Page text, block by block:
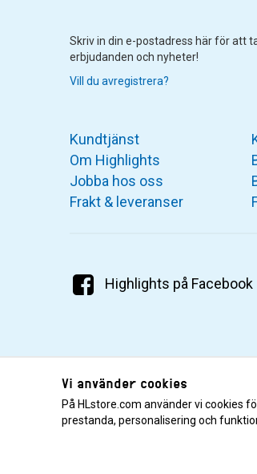
Skriv in din e-postadress här för att
erbjudanden och nyheter!
Vill du avregistrera?
Kundtjänst
Om Highlights
Jobba hos oss
Frakt & leveranser
Highlights på Facebook
© 2001–2026 Highlights/KR
Vi använder cookies
På HLstore.com använder vi cookies
prestanda, personalisering och